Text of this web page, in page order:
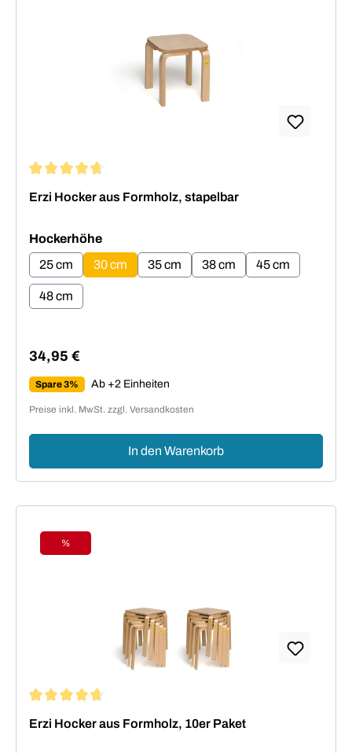
Erzi Hocker aus Formholz, stapelbar
Hockerhöheauswählen
25 cm
30 cm 35 cm 38 cm 45 cm
48 cm
Regulärer Preis:
34,95 €
Spare 3% Ab +2 Einheiten
Preise inkl. MwSt. zzgl. Versandkosten
In den Warenkorb
Rabatt
%
Erzi Hocker aus Formholz, 10er Paket